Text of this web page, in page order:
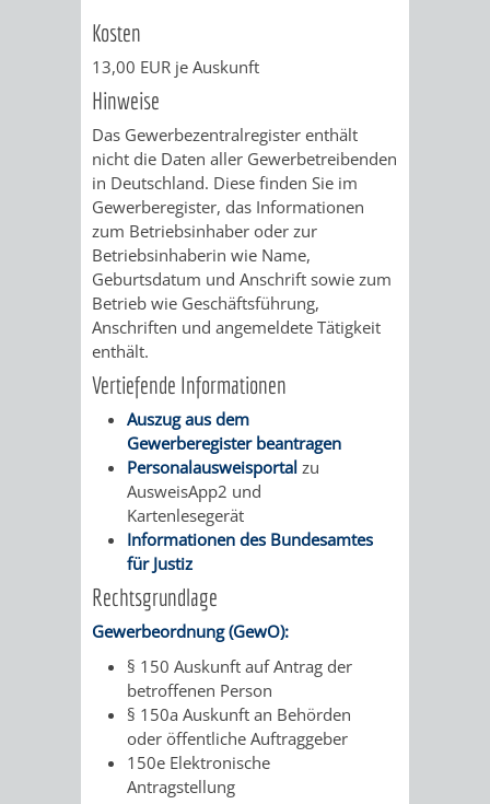
Kosten
13,00 EUR je Auskunft
Hinweise
Das Gewerbezentralregister enthält
nicht die Daten aller Gewerbetreibenden
in Deutschland. Diese finden Sie im
Gewerberegister, das Informationen
zum Betriebsinhaber oder zur
Betriebsinhaberin wie Name,
Geburtsdatum und Anschrift sowie zum
Betrieb wie Geschäftsführung,
Anschriften und angemeldete Tätigkeit
enthält.
Vertiefende Informationen
Auszug aus dem
Gewerberegister beantragen
Personalausweisportal zu
AusweisApp2 und
Kartenlesegerät
Informationen des Bundesamtes
für Justiz
Rechtsgrundlage
Gewerbeordnung (GewO):
§ 150 Auskunft auf Antrag der
betroffenen Person
§ 150a Auskunft an Behörden
oder öffentliche Auftraggeber
150e Elektronische
Antragstellung